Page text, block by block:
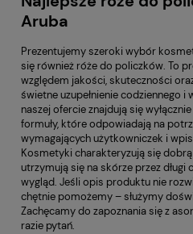
Aruba
Prezentujemy szeroki wybór
się również róże do policzków. To
względem jakości, skuteczności
świetne uzupełnienie codziennego i
naszej ofercie znajdują się
formuły, które odpowiadają na
wymagających użytkowniczek i
Kosmetyki charakteryzują się
utrzymują się na skórze przez długi
wygląd. Jeśli opis produktu nie
chętnie pomożemy – służymy
Zachęcamy do zapoznania się z
razie pytań.